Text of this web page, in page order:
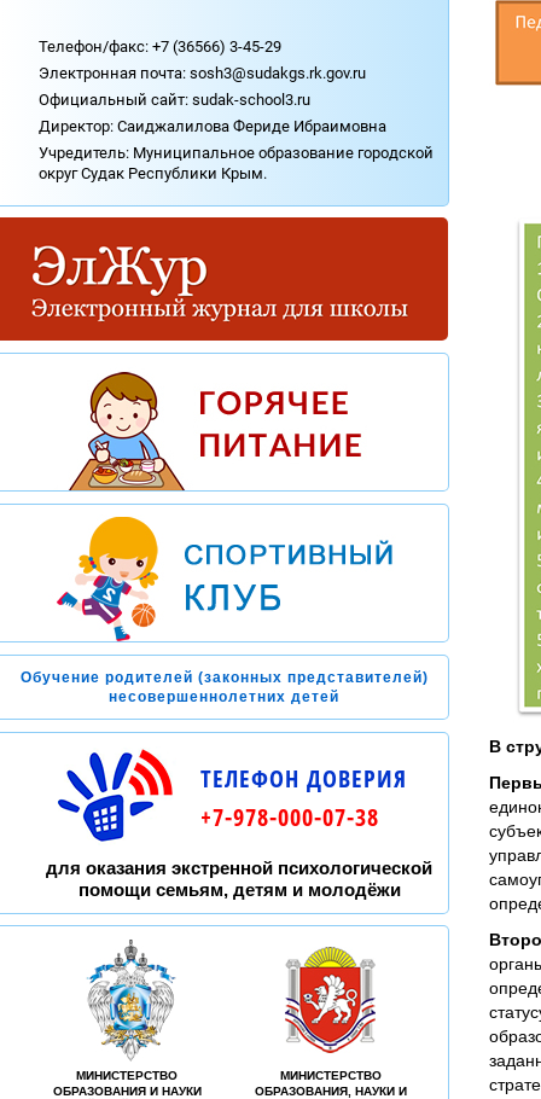
Медицинское обслуживание.
Социально-психологическая служба.
Аттестация учителей.
Профсоюзная организация.
Независимая оценка качества оказания
Телефон/факс: +7 (36566) 3-45-29
Электронная почта: sosh3@sudakgs.rk.gov.ru
Официальный сайт: sudak-school3.ru
Директор: Саиджалилова Фериде Ибраимовна
Учредитель: Муниципальное образование городской
округ Судак Республики Крым.
Обучение родителей (законных представителей)
несовершеннолетних детей
ТЕЛЕФОН ДОВЕРИЯ
+7-978-000-07-38
для оказания экстренной психологической
помощи семьям, детям и молодёжи
МИНИСТЕРСТВО
ОБРАЗОВАНИЯ И НАУКИ
МИНИСТЕРСТВО
ОБРАЗОВАНИЯ, НАУКИ И
В